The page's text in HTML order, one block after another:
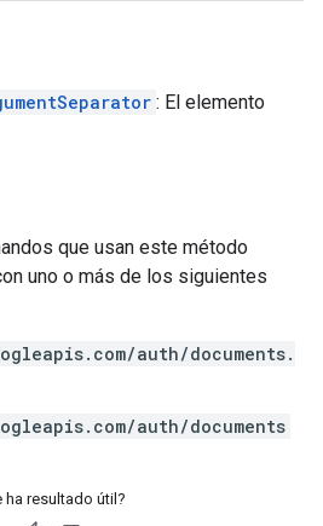
: El elemento
que usan este método
uno o más de los siguientes
auth/documents.
auth/documents
ha resultado útil?